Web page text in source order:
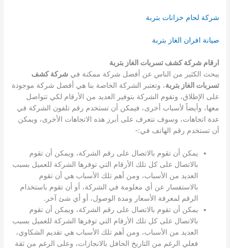
شركة لحام خزانات بتربة
صيانة افران الغاز بتربة
ارقام شركة كشف تسربات الغاز بتربة
يبحث الكثير من الناس عن أفضل شركة ممكنة في شركة كشف
تسربات الغاز بتربة، وتعتبر الشركة الخاصة بنا هي أفضل شركة موجودة
على الإطلاق، وتقوم الشركة بتوفير العديد من الأرقام لكي تتواصل
معها، وأيضاً لأسباب أخرى، فيمكن أن تستخدم رقم تلفون الشركة في
عدة اتجاهات، وسوف نتعرف على أبرز هذه الاتجاهات الأخرى، ويمكن
أن تستخدم رقم الهاتف في:-
يمكن أن تقوم بالاتصال على رقم الشركة، ويمكن أن تقوم
بالاتصال على كل تلك الأرقام التي توفرها الشركة للعميل بسبب
العديد من الأسباب، ومن أهم تلك الأسباب هي أن تقوم
بالاستفسار عن أي معلومة في الشركة، أو أن تقوم باستخدام
الرقم لمعرفة الأسعار ومدة الوصول، أو أي شئ آخر.
يمكن أن تقوم بالاتصال على رقم الشركة، ويمكن أن تقوم
بالاتصال على كل تلك الأرقام التي توفرها الشركة للعميل بسبب
العديد من الأسباب، ومن أهم تلك الأسباب هي تقديم الشكاوي،
فعلي الرغم من التاريخ الحافل بالانجازات، وعلى الرغم من ثقة